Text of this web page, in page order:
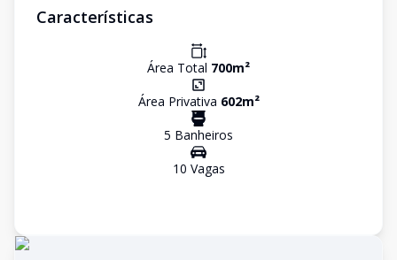
Características
Área Total 700m²
Área Privativa 602m²
5 Banheiros
10 Vagas